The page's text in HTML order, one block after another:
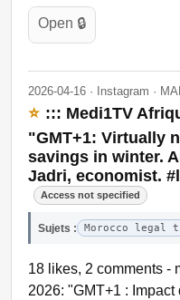
Open 🔒
2026-04-16 · Instagram ·
⭐ ::: Medi1TV
"GMT+1: Virtually
savings in winter.
Jadri, economist.
Access not specified
Sujets : Morocco legal
18 likes, 2 comments -
2026: "GMT+1 :